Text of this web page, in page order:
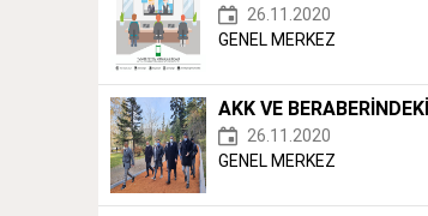
26.11.2020
GENEL MERKEZ
AKK VE
26.11.2020
GENEL MERKEZ